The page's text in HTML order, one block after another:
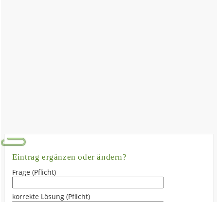
Eintrag ergänzen oder ändern?
Frage (Pflicht)
korrekte Lösung (Pflicht)